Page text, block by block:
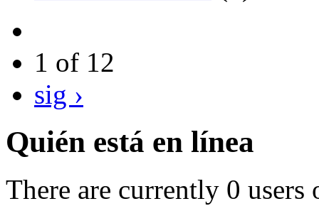
1 of 12
sig ›
Quién está en línea
There are currently 0 users